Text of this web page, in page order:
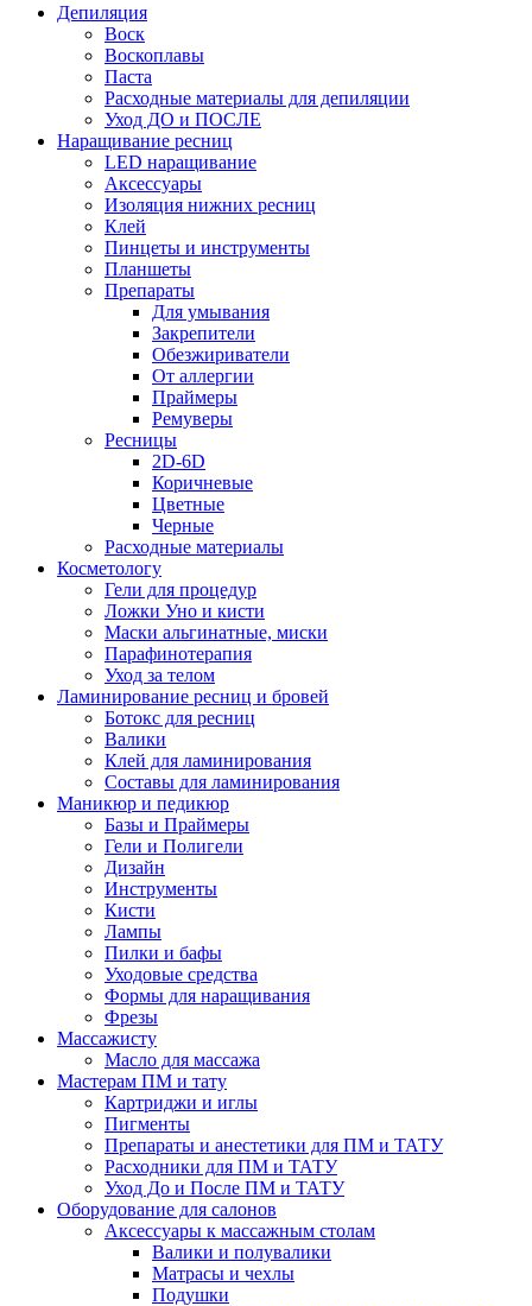
Депиляция
Воск
Воскоплавы
Паста
Расходные материалы для депиляции
Уход ДО и ПОСЛЕ
Наращивание ресниц
LED наращивание
Аксессуары
Изоляция нижних ресниц
Клей
Пинцеты и инструменты
Планшеты
Препараты
Для умывания
Закрепители
Обезжириватели
От аллергии
Праймеры
Ремуверы
Ресницы
2D-6D
Коричневые
Цветные
Черные
Расходные материалы
Косметологу
Гели для процедур
Ложки Уно и кисти
Маски альгинатные, миски
Парафинотерапия
Уход за телом
Ламинирование ресниц и бровей
Ботокс для ресниц
Валики
Клей для ламинирования
Составы для ламинирования
Маникюр и педикюр
Базы и Праймеры
Гели и Полигели
Дизайн
Инструменты
Кисти
Лампы
Пилки и бафы
Уходовые средства
Формы для наращивания
Фрезы
Массажисту
Масло для массажа
Мастерам ПМ и тату
Картриджи и иглы
Пигменты
Препараты и анестетики для ПМ и ТАТУ
Расходники для ПМ и ТАТУ
Уход До и После ПМ и ТАТУ
Оборудование для салонов
Аксессуары к массажным столам
Валики и полувалики
Матрасы и чехлы
Подушки